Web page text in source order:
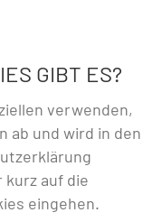
GIBT ES?
verwenden,
ab und wird in den
auf die
eingehen.